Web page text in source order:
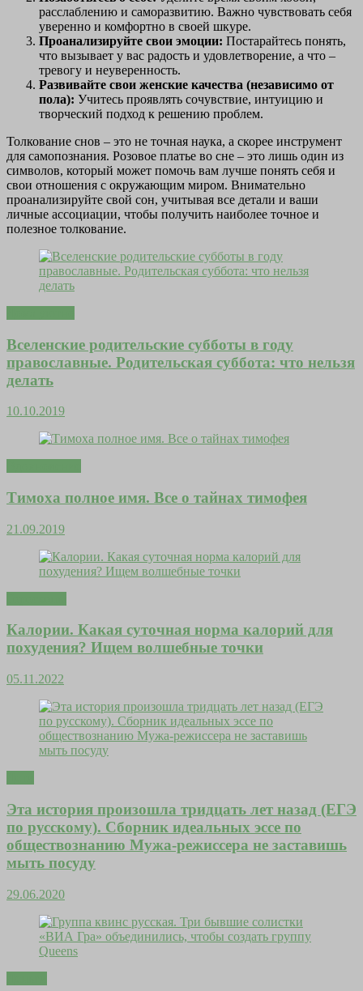
расслаблению и саморазвитию. Важно чувствовать себя
уверенно и комфортно в своей шкуре.
Проанализируйте свои эмоции: Постарайтесь понять,
что вызывает у вас радость и удовлетворение, а что –
тревогу и неуверенность.
Развивайте свои женские качества (независимо от
пола): Учитесь проявлять сочувствие, интуицию и
творческий подход к решению проблем.
Толкование снов – это не точная наука, а скорее инструмент
для самопознания. Розовое платье во сне – это лишь один из
символов, который может помочь вам лучше понять себя и
свои отношения с окружающим миром. Внимательно
проанализируйте свой сон, учитывая все детали и ваши
личные ассоциации, чтобы получить наиболее точное и
полезное толкование.
Вселенские родительские субботы в году
православные. Родительская суббота: что нельзя
делать
10.10.2019
Тимоха полное имя. Все о тайнах тимофея
21.09.2019
Калории. Какая суточная норма калорий для
похудения? Ищем волшебные точки
05.11.2022
Эта история произошла тридцать лет назад (ЕГЭ
по русскому). Сборник идеальных эссе по
обществознанию Мужа-режиссера не заставишь
мыть посуду
29.06.2020